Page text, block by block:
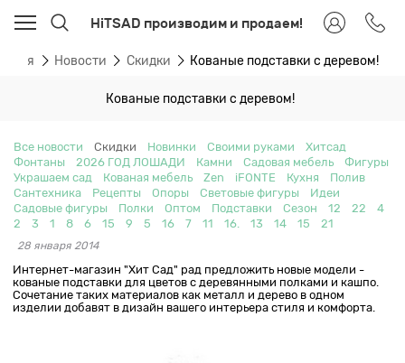
HiTSAD производим и продаем!
Новости Скидки Кованые подставки с деревом!
Кованые подставки с деревом!
Все новости Скидки Новинки Своими руками
Хитсад
Фонтаны
2026 ГОД ЛОШАДИ Камни Садовая мебель
Фигуры
Украшаем сад
Кованая мебель Zen iFONTE Кухня
Полив
Сантехника
Рецепты Опоры Световые фигуры
Идеи
Садовые фигуры
Полки Оптом Подставки Сезон 12 22
4
2
3 1 8 6 15 9 5 16 7 11 16. 13 14 15 21
28 января 2014
Интернет-магазин "Хит Сад" рад предложить новые модели -
кованые подставки для цветов с деревянными полками и кашпо.
Сочетание таких материалов как металл и дерево в одном
изделии добавят в дизайн вашего интерьера стиля и комфорта.